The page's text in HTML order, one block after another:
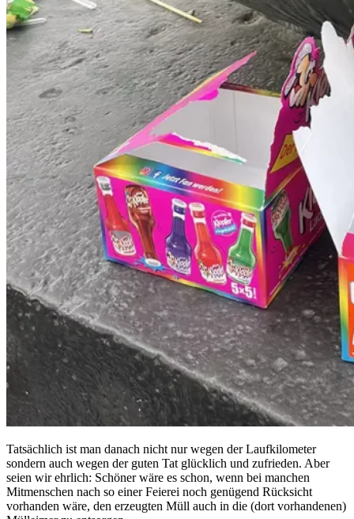
Tatsächlich ist man danach nicht nur wegen der Laufkilometer
sondern auch wegen der guten Tat glücklich und zufrieden. Aber
seien wir ehrlich: Schöner wäre es schon, wenn bei manchen
Mitmenschen nach so einer Feierei noch genügend Rücksicht
vorhanden wäre, den erzeugten Müll auch in die (dort vorhandenen)